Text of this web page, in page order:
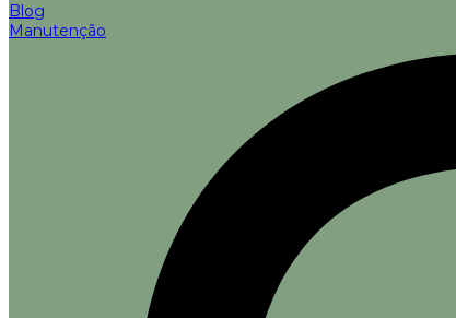
Blog
Manutenção